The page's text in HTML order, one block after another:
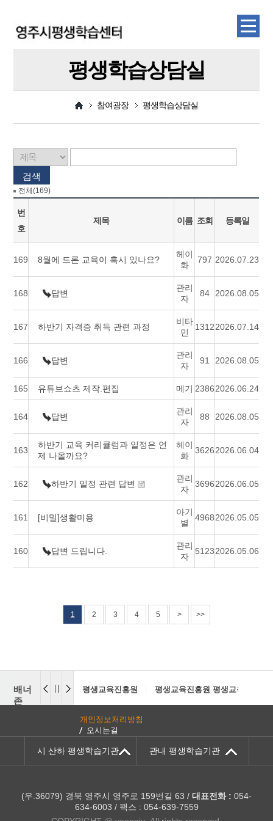
평생학습상담실
참여광장 평생학습상담실
검색
전체(169)
번
호
제목 이름 조회 등록일
169 8월에 드론 교육이 혹시 있나요?
헤이
화
797 2026.07.23
168 답변
관리
자
84 2026.08.05
167 하반기 자격증 취득 관련 과정
비타
민
13122026.07.14
166 답변
관리
자
91 2026.08.05
165 유튜브쇼츠 제작.편집 메기 23862026.06.24
164 답변
관리
자
88 2026.08.05
163
하반기 교육 커리큘럼과 일정은 언
제 나올까요?
헤이
화
36262026.06.04
162 하반기 일정 관련 답변
관리
자
36962026.06.05
161 [비밀]생활미용
아기
별
49682026.05.05
160 답변 드립니다.
관리
자
51232026.05.06
1 2 3 4 5 > >>
배너
존
평생교육진흥원 평생교육진흥원 평생교육센터
개인정보처리방침
오시는길
시 산하 평생학습기관 관내 평생학습기관
(우.36079) 경북 영주시 영주로 159번길 63 / 대표전화 : 054-
634-6003 / 팩스 : 054-639-7559